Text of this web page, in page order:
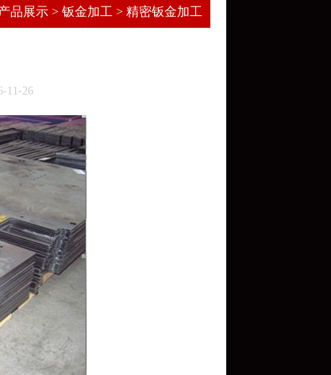
品展示 > 钣金加工 > 精密钣金加工
11-26